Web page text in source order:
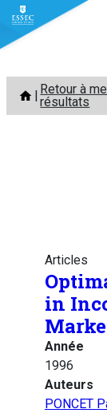
Aller
contenu
Retour à
résultats
Articles
in
Année
1996
Auteurs
PONCET